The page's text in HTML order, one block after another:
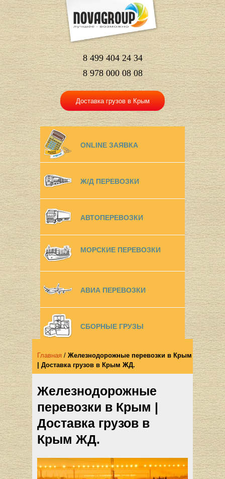
8 499 404 24 34
8 978 000 08 08
Доставка грузов в Крым
ONLINE ЗАЯВКА
Ж/Д ПЕРЕВОЗКИ
АВТОПЕРЕВОЗКИ
МОРСКИЕ ПЕРЕВОЗКИ
АВИА ПЕРЕВОЗКИ
СБОРНЫЕ ГРУЗЫ
Главная / Железнодорожные перевозки в Крым
| Доставка грузов в Крым ЖД.
Железнодорожные
перевозки в Крым |
Доставка грузов в
Крым ЖД.